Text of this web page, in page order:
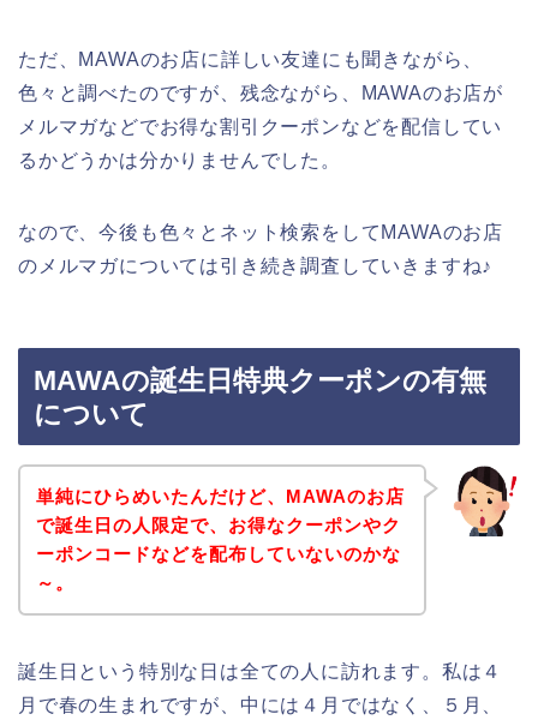
ただ、MAWAのお店に詳しい友達にも聞きながら、
色々と調べたのですが、残念ながら、MAWAのお店が
メルマガなどでお得な割引クーポンなどを配信してい
るかどうかは分かりませんでした。
なので、今後も色々とネット検索をしてMAWAのお店
のメルマガについては引き続き調査していきますね♪
MAWAの誕生日特典クーポンの有無
について
単純にひらめいたんだけど、MAWAのお店
で誕生日の人限定で、お得なクーポンやク
ーポンコードなどを配布していないのかな
～。
誕生日という特別な日は全ての人に訪れます。私は４
月で春の生まれですが、中には４月ではなく、５月、